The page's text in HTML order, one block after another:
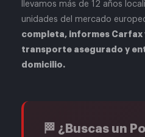
llevamos más de 12 años
unidades del mercado
completa, informes Carfax
transporte asegurado y
domicilio.
🏁 ¿Buscas un